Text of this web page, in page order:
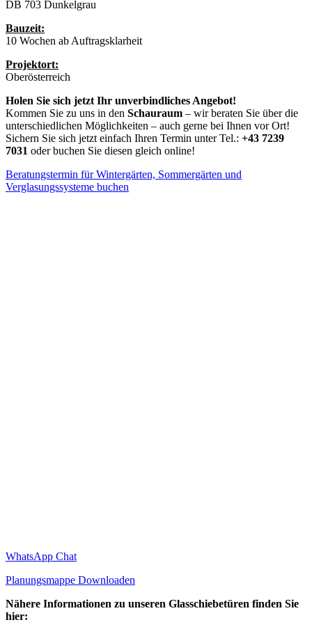
DB 703 Dunkelgrau
Bauzeit:
10 Wochen ab Auftragsklarheit
Projektort:
Oberösterreich
Holen Sie sich jetzt Ihr unverbindliches Angebot!
Kommen Sie zu uns in den Schauraum – wir beraten Sie über die
unterschiedlichen Möglichkeiten – auch gerne bei Ihnen vor Ort!
Sichern Sie sich jetzt einfach Ihren Termin unter Tel.: +43 7239
7031 oder buchen Sie diesen gleich online!
Beratungstermin für Wintergärten, Sommergärten und
Verglasungssysteme buchen
WhatsApp Chat
Planungsmappe Downloaden
Nähere Informationen zu unseren Glasschiebetüren finden Sie
hier: